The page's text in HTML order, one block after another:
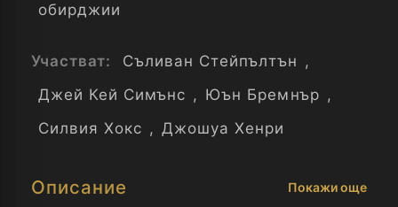
обирджии
Участват: Съливан Стейпълтън ,
Джей Кей Симънс , Юън Бремнър ,
Силвия Хокс , Джошуа Хенри
Описание Покажи още